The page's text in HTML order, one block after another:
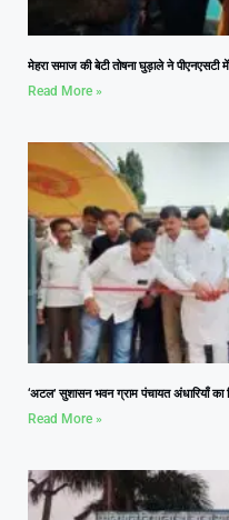
मेहरा समाज की बेटी तोषना घुड़ाले ने
Read More »
‘अटल’ सुशासन भवन ग्राम पंचायत अंधारियाँ का
Read More »